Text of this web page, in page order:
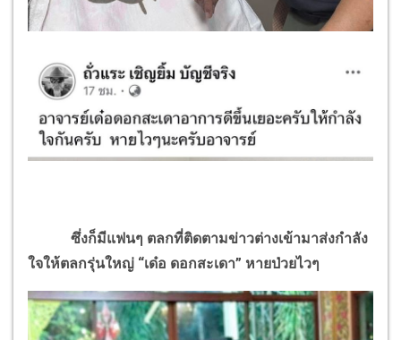
ซึ่งก็มีแฟนๆ ตลกที่ติดตามข่าวต่างเข้ามาส่งกำลัง
ใจให้ตลกรุ่นใหญ่ “เด๋อ ดอกสะเดา” หายป่วยไวๆ